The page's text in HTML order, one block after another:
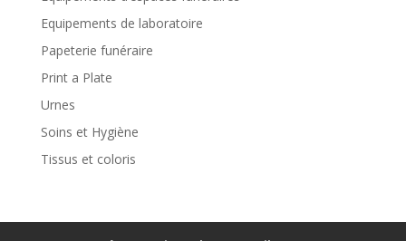
Equipements de laboratoire
Papeterie funéraire
Print a Plate
Urnes
Soins et Hygiène
Tissus et coloris